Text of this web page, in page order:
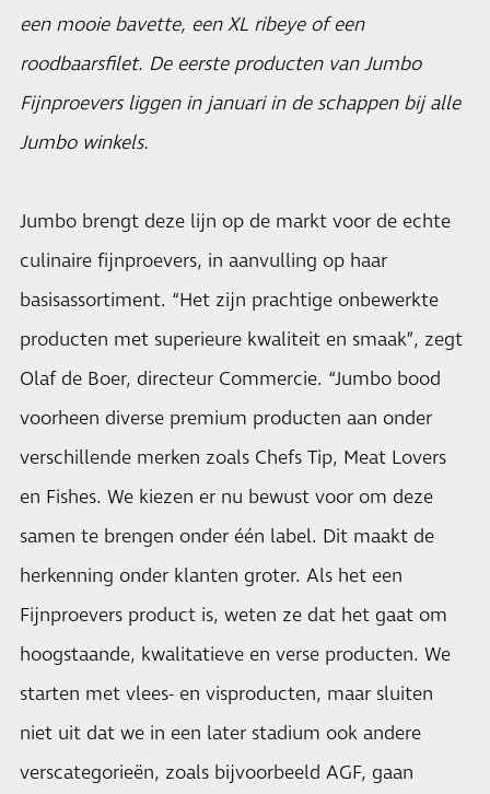
een mooie bavette, een XL ribeye of een
roodbaarsfilet. De eerste producten van Jumbo
Fijnproevers liggen in januari in de schappen bij alle
Jumbo winkels.
Jumbo brengt deze lijn op de markt voor de echte
culinaire fijnproevers, in aanvulling op haar
basisassortiment. “Het zijn prachtige onbewerkte
producten met superieure kwaliteit en smaak”, zegt
Olaf de Boer, directeur Commercie. “Jumbo bood
voorheen diverse premium producten aan onder
verschillende merken zoals Chefs Tip, Meat Lovers
en Fishes. We kiezen er nu bewust voor om deze
samen te brengen onder één label. Dit maakt de
herkenning onder klanten groter. Als het een
Fijnproevers product is, weten ze dat het gaat om
hoogstaande, kwalitatieve en verse producten. We
starten met vlees- en visproducten, maar sluiten
niet uit dat we in een later stadium ook andere
verscategorieën, zoals bijvoorbeeld AGF, gaan